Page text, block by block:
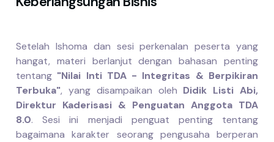
Setelah Ishoma dan sesi perkenalan peserta yang
hangat, materi berlanjut dengan bahasan penting
tentang "Nilai Inti TDA - Integritas & Berpikiran
Terbuka", yang disampaikan oleh Didik Listi Abi,
Direktur Kaderisasi & Penguatan Anggota TDA
8.0. Sesi ini menjadi penguat penting tentang
bagaimana karakter seorang pengusaha berperan